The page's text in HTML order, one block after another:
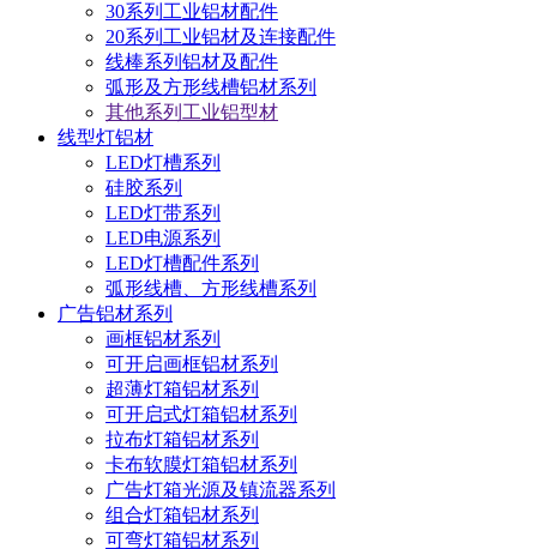
30系列工业铝材配件
20系列工业铝材及连接配件
线棒系列铝材及配件
弧形及方形线槽铝材系列
其他系列工业铝型材
线型灯铝材
LED灯槽系列
硅胶系列
LED灯带系列
LED电源系列
LED灯槽配件系列
弧形线槽、方形线槽系列
广告铝材系列
画框铝材系列
可开启画框铝材系列
超薄灯箱铝材系列
可开启式灯箱铝材系列
拉布灯箱铝材系列
卡布软膜灯箱铝材系列
广告灯箱光源及镇流器系列
组合灯箱铝材系列
可弯灯箱铝材系列